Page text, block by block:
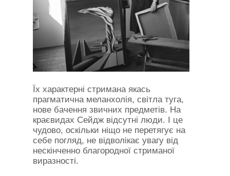
Їх характерні стримана якась
прагматична меланхолія, світла туга,
нове бачення звичних предметів. На
краєвидах Сейдж відсутні люди. І це
чудово, оскільки ніщо не перетягує на
себе погляд, не відволікає увагу від
нескінченно благородної стриманої
виразності.